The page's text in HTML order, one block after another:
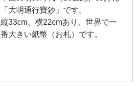
「大明通行寶鈔」です。
縦33cm、横22cmあり、世界で一
番大きい紙幣（お札）です。